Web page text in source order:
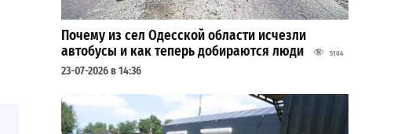
Почему из сел Одесской области исчезли
автобусы и как теперь добираются люди
5104
23-07-2026 в 14:36